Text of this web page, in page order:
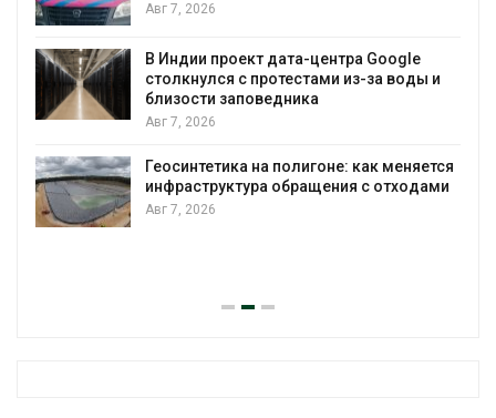
Авг 7, 2026
В Индии проект дата-центра Google
столкнулся с протестами из-за воды и
близости заповедника
Авг 7, 2026
Геосинтетика на полигоне: как меняется
инфраструктура обращения с отходами
Авг 7, 2026